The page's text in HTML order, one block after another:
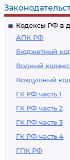
Кодексы РФ в
АПК РФ
Бюджетный
Водный
Воздушный
ГК РФ часть 1
ГК РФ часть 2
ГК РФ часть 3
ГК РФ часть 4
ГПК РФ